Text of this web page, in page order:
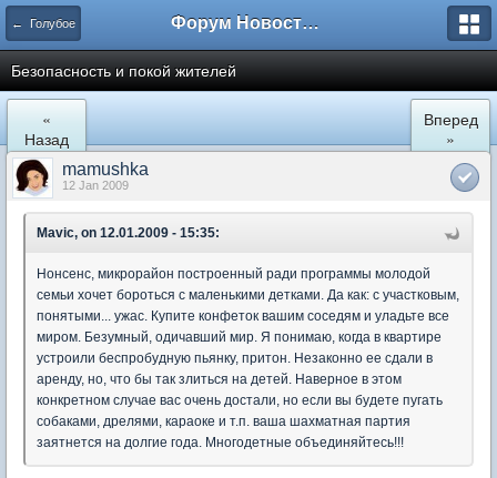
← Голубое Форум Новостройки
Безопасность и покой жителей
«
Назад
Вперед
»
mamushka
12 Jan 2009
Mavic, on 12.01.2009 - 15:35:
Нонсенс, микрорайон построенный ради программы молодой
семьи хочет бороться с маленькими детками. Да как: с участковым,
понятыми... ужас. Купите конфеток вашим соседям и уладьте все
миром. Безумный, одичавший мир. Я понимаю, когда в квартире
устроили беспробудную пьянку, притон. Незаконно ее сдали в
аренду, но, что бы так злиться на детей. Наверное в этом
конкретном случае вас очень достали, но если вы будете пугать
собаками, дрелями, караоке и т.п. ваша шахматная партия
заятнется на долгие года. Многодетные объединяйтесь!!!